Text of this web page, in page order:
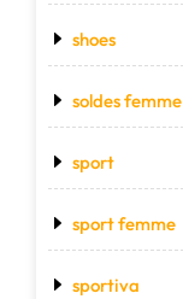
shoes
soldes femme
sport
sport femme
sportiva